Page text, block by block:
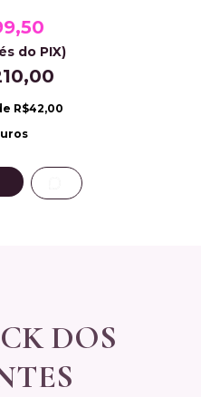
do PIX)
R$42,00
DOS